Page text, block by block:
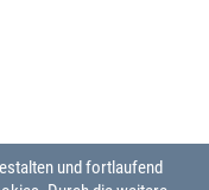
und fortlaufend